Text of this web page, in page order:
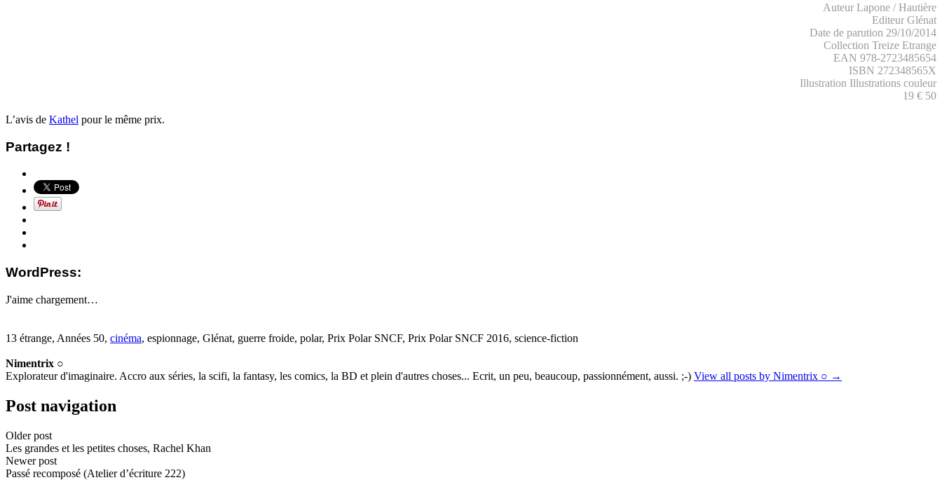
Auteur Lapone / Hautière
Editeur Glénat
Date de parution 29/10/2014
Collection Treize Etrange
EAN 978-2723485654
ISBN 272348565X
Illustration Illustrations couleur
19 € 50
L’avis de Kathel pour le même prix.
Partagez !
WordPress:
J'aime chargement…
13 étrange, Années 50, cinéma, espionnage, Glénat, guerre froide, polar, Prix Polar SNCF, Prix Polar SNCF 2016, science-fiction
Nimentrix ○
Explorateur d'imaginaire. Accro aux séries, la scifi, la fantasy, les comics, la BD et plein d'autres choses... Ecrit, un peu, beaucoup, passionnément, aussi. ;-) View all posts by Nimentrix ○ →
Post navigation
Older post
Les grandes et les petites choses, Rachel Khan
Newer post
Passé recomposé (Atelier d’écriture 222)